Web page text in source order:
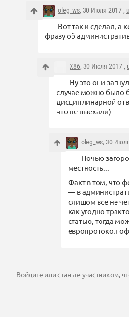
oleg_ws, 30 Июля 2017 ,
Вот так и сделал, а
фразу об
X86, 30 Июля 2017 ,
Ну это они
случае можно было
дисциплинарной
что не выехали)
oleg_ws, 30
Ночью
местность...
Факт в том, что
— в
слишом все не
как угодно
статью, тогда
европротокол
Войдите илистаньте участником,